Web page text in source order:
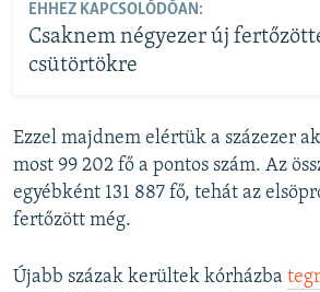
EHHEZ KAPCSOLÓDÓAN:
Csaknem négyezer új
csütörtökre
Ezzel majdnem elértük a százezer
most 99 202 fő a pontos szám. Az
egyébként 131 887 fő, tehát az
fertőzött még.
Újabb százak kerültek kórházba